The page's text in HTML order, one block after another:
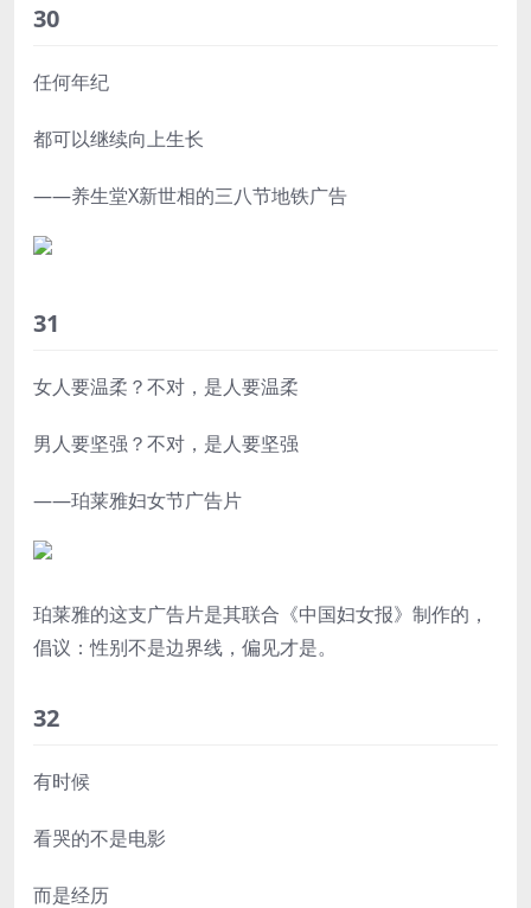
30
任何年纪
都可以继续向上生长
——养生堂X新世相的三八节地铁广告
31
女人要温柔？不对，是人要温柔
男人要坚强？不对，是人要坚强
——珀莱雅妇女节广告片
珀莱雅的这支广告片是其联合《中国妇女报》制作的，
倡议：性别不是边界线，偏见才是。
32
有时候
看哭的不是电影
而是经历